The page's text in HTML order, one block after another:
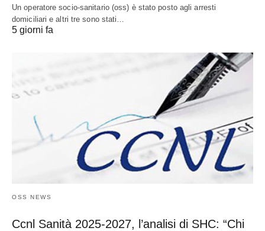
Un operatore socio-sanitario (oss) è stato posto agli arresti
domiciliari e altri tre sono stati…
5 giorni fa
OSS NEWS
Ccnl Sanità 2025-2027, l’analisi di SHC: “Chi